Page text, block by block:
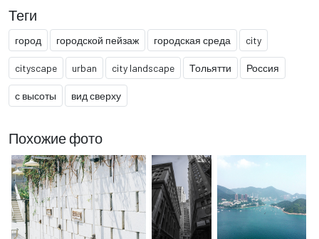
Теги
город городской пейзаж городская среда city
cityscape urban city landscape Тольятти Россия
с высоты вид сверху
Похожие фото